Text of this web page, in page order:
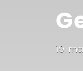
19.